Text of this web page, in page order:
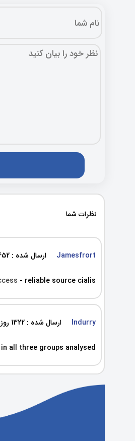
نظرات شما
Jamesfrort ارسال شده : 452 روز پیش
- reliable source cialis
Indurry ارسال شده : 1322 روز پیش
all three groups analysed